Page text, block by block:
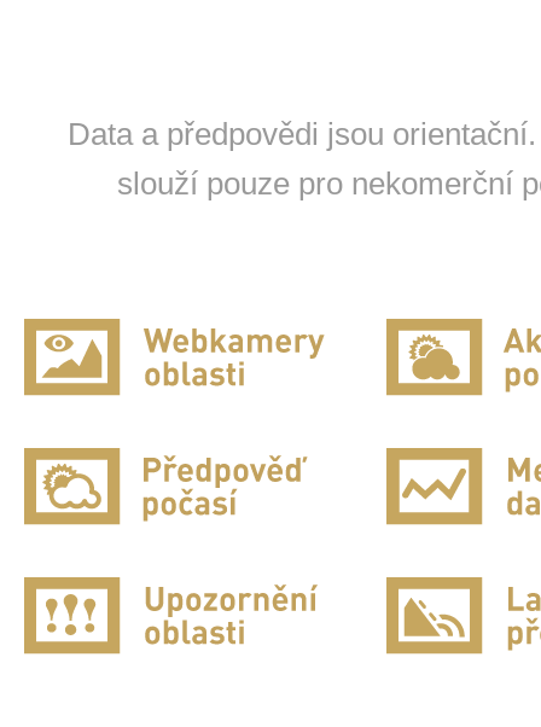
Data a předpovědi jsou
slouží pouze pro nekomerční